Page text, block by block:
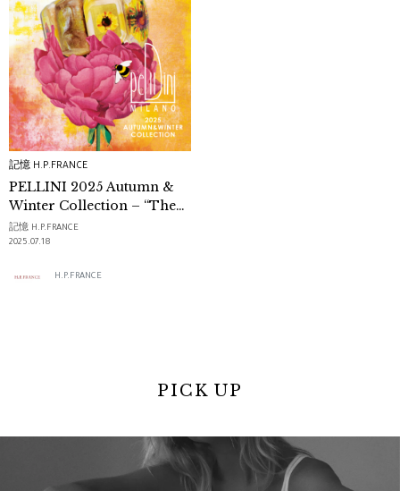
記憶 H.P.FRANCE
PELLINI 2025 Autumn &
Winter Collection – “The
Power of Her Name”
記憶 H.P.FRANCE
2025.07.18
H.P.FRANCE
PICK UP